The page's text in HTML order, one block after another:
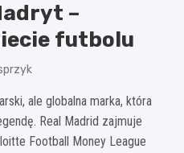
–
futbolu
ale globalna marka, która
Real Madrid zajmuje
Football Money League